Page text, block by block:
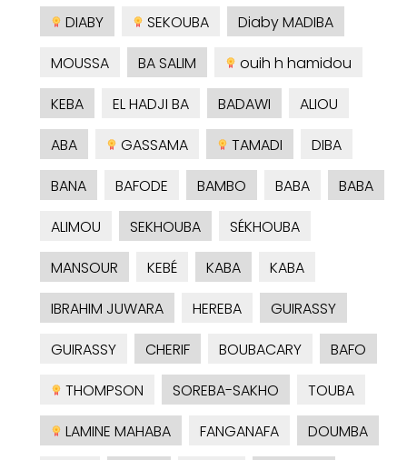
DIABY
SEKOUBA
Diaby MADIBA
MOUSSA
BA SALIM
ouih h hamidou
KEBA
EL HADJI BA BADAWI
ALIOU
ABA
GASSAMA TAMADI
DIBA
BANA
BAFODE BAMBO BABA
BABA
ALIMOU
SEKHOUBA
SÉKHOUBA
MANSOUR
KEBÉ KABA
KABA
IBRAHIM JUWARA
HEREBA
GUIRASSY
GUIRASSY
CHERIF BOUBACARY
BAFO
THOMPSON
SOREBA-SAKHO
TOUBA
LAMINE MAHABA
FANGANAFA
DOUMBA